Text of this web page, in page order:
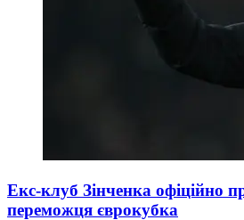
Екс-клуб Зінченка офіційно
переможця єврокубка